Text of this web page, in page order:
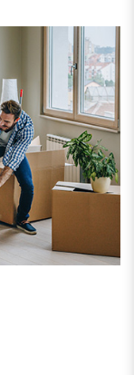
Plein waar je tal
Verder ligt de
de hoek en
midden in
te vervelen! Het
te bereiken.
berging.